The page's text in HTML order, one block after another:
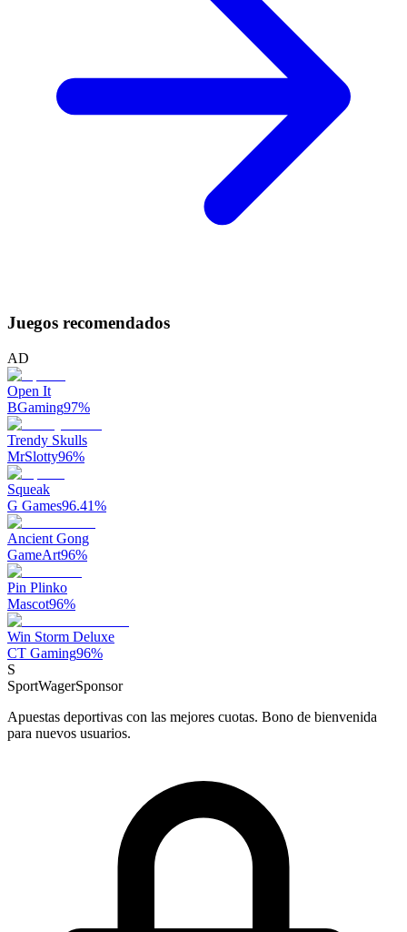
Juegos recomendados
AD
Open It
BGaming97%
Trendy Skulls
MrSlotty96%
Squeak
G Games96.41%
Ancient Gong
GameArt96%
Pin Plinko
Mascot96%
Win Storm Deluxe
CT Gaming96%
S
SportWagerSponsor
Apuestas deportivas con las mejores cuotas. Bono de bienvenida
para nuevos usuarios.